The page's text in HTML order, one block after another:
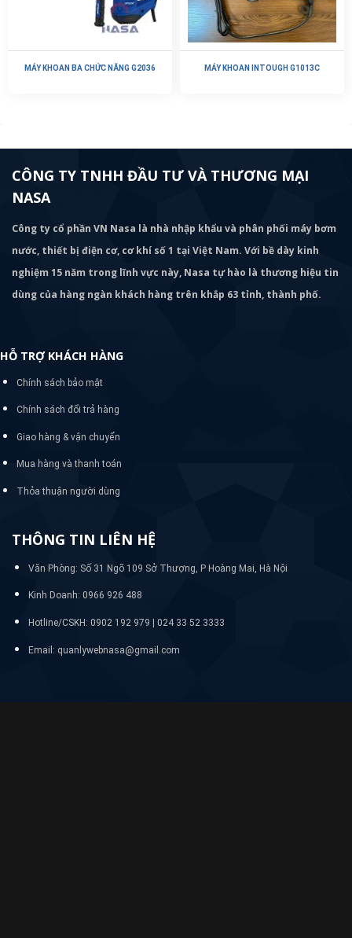
MÁY KHOAN BA CHỨC NĂNG G2036 MÁY KHOAN INTOUGH G1013C
CÔNG TY TNHH ĐẦU TƯ VÀ THƯƠNG MẠI
NASA
Công ty cổ phần VN Nasa là nhà nhập khẩu và phân phối máy bơm
nước, thiết bị điện cơ, cơ khí số 1 tại Việt Nam. Với bề dày kinh
nghiệm 15 năm trong lĩnh vực này, Nasa tự hào là thương hiệu tin
dùng của hàng ngàn khách hàng trên khắp 63 tỉnh, thành phố.
HỖ TRỢ KHÁCH HÀNG
Chính sách bảo mật
Chính sách đổi trả hàng
Giao hàng & vận chuyển
Mua hàng và thanh toán
Thỏa thuận người dùng
THÔNG TIN LIÊN HỆ
Văn Phòng: Số 31 Ngõ 109 Sở Thượng, P Hoàng Mai, Hà Nội
Kinh Doanh: 0966 926 488
Hotline/CSKH: 0902 192 979 | 024 33 52 3333
Email: quanlywebnasa@gmail.com